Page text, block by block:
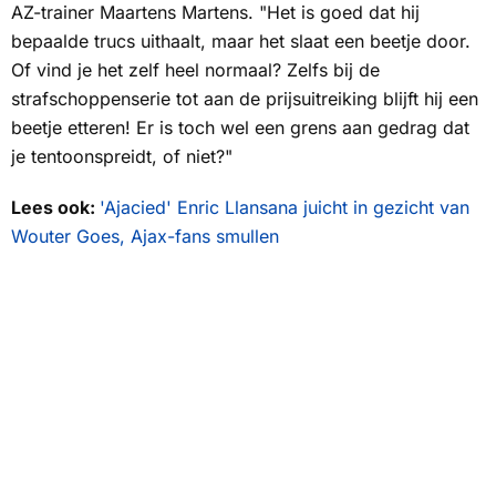
AZ-trainer Maartens Martens. "Het is goed dat hij
bepaalde trucs uithaalt, maar het slaat een beetje door.
Of vind je het zelf heel normaal? Zelfs bij de
strafschoppenserie tot aan de prijsuitreiking blijft hij een
beetje etteren! Er is toch wel een grens aan gedrag dat
je tentoonspreidt, of niet?"
Lees ook: 'Ajacied' Enric Llansana juicht in gezicht van
Wouter Goes, Ajax-fans smullen